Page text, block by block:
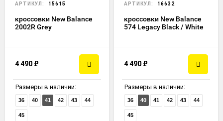
АРТИКУЛ: 15615
кроссовки New Balance
2002R Grey
4 490 ₽
Размеры в наличии:
36 40 41 42 43 44
45
АРТИКУЛ: 16632
кроссовки New Balance
574 Legacy Black / White
4 490 ₽
Размеры в наличии:
36 40 41 42 43 44
45